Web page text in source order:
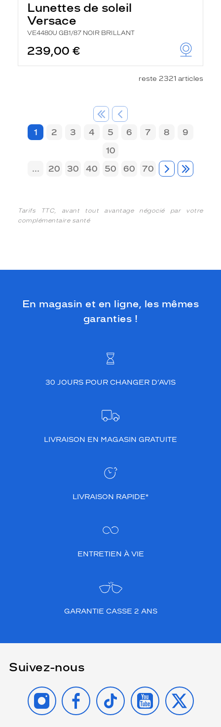
Lunettes de soleil
Versace
VE4480U GB1/87 NOIR BRILLANT
239,00 €
reste 2321 articles
1 2 3 4 5 6 7 8
9
10
...
20 30 40 50 60 70
Tarifs TTC, avant tout avantage négocié par votre
complémentaire santé
En magasin et en ligne, les mêmes
garanties !
30 JOURS POUR CHANGER D’AVIS
LIVRAISON EN MAGASIN GRATUITE
LIVRAISON RAPIDE*
ENTRETIEN À VIE
GARANTIE CASSE 2 ANS
Suivez-nous
INSTAGRAMFACEBOOK
TIKTOK YOUTUBE
X